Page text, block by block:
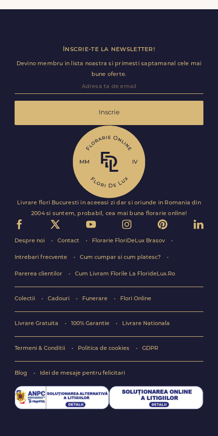
detalii utile (nume receptie, etaj, salon) ca livrarea sa
Inscrie-te la newsletter!
Devino membru in lista noastra si primesti saptamanal cele mai
bune oferte.
Inscrie
Livrare flori Bucuresti in aceeasi zi dar si oriunde in Romania din
2004 si suntem, probabil, cea mai buna florarie online!
Despre noi Contact Florarie FloriDeLux Brasov
Intrebari frecvente Cum cumpar si cum platesc?
Parerea clientilor Cum Livram Florile La FlorideLux.Ro
Colectii Cadouri Funerare Flori Online
Livrare Gratuita 100% Garantie Livrare Nationala
Termeni & Conditii Politica de cookies GDPR
Blog Idei de mesaje pentru felicitari